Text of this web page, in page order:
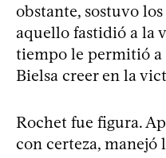
obstante, sostuvo
aquello fastidió a la
tiempo le permitió a
Bielsa creer en la
Rochet fue figura.
con certeza, manejó